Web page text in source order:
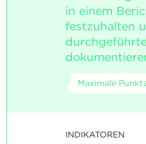
in einem
festzuhalten
Maximale
INDIKATOREN